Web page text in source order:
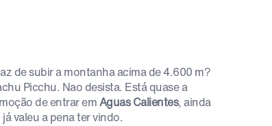
de subir a montanha acima de 4.600 m?
Picchu. Nao desista. Está quase a
de entrar emAguas Calientes, ainda
valeu a pena ter vindo.